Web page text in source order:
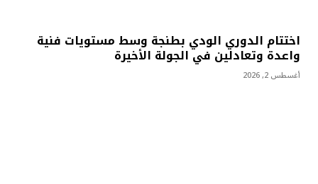
اختتام الدوري الودي بطنجة وسط مستويات فنية
واعدة وتعادلين في الجولة الأخيرة
أغسطس 2, 2026